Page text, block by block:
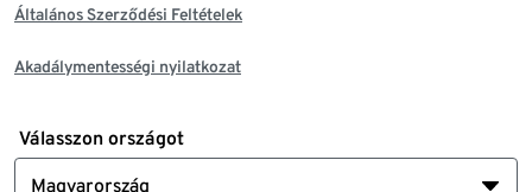
Általános Szerződési Feltételek
Akadálymentességi nyilatkozat
Válasszon országot
Magyarország